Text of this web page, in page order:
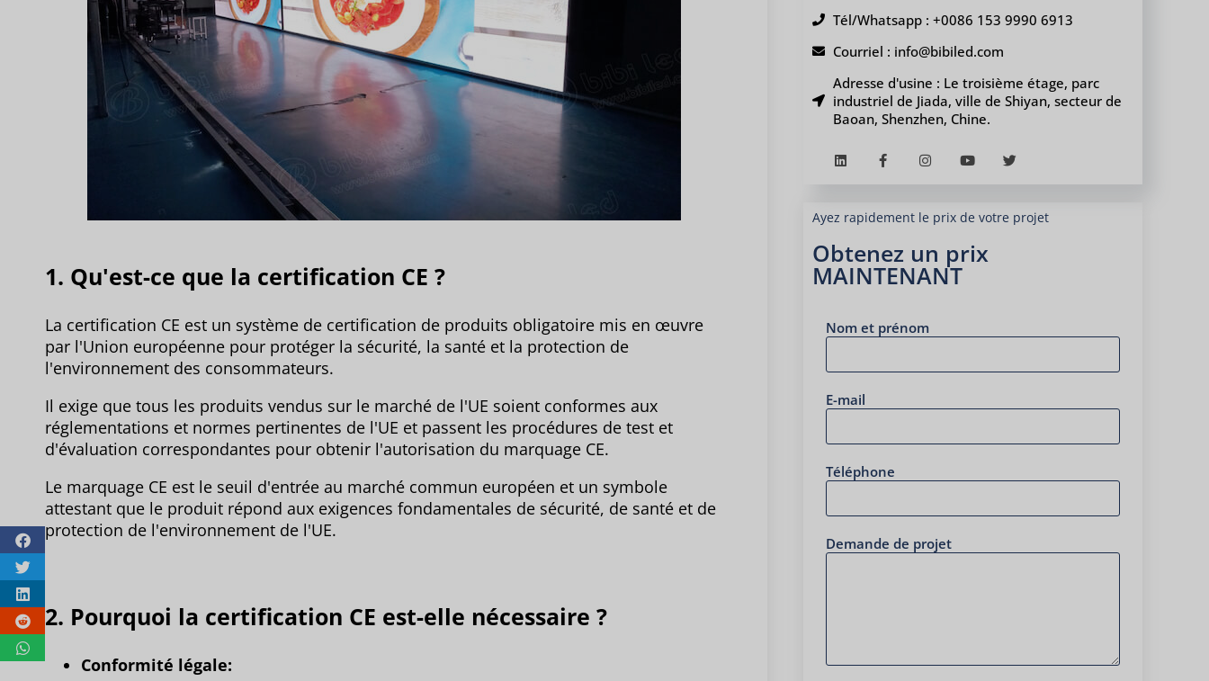
1. Qu'est-ce que la certification CE ?
La certification CE est un système de certification de produits obligatoire mis en œuvre
par l'Union européenne pour protéger la sécurité, la santé et la protection de
l'environnement des consommateurs.
Il exige que tous les produits vendus sur le marché de l'UE soient conformes aux
réglementations et normes pertinentes de l'UE et passent les procédures de test et
d'évaluation correspondantes pour obtenir l'autorisation du marquage CE.
Le marquage CE est le seuil d'entrée au marché commun européen et un symbole
attestant que le produit répond aux exigences fondamentales de sécurité, de santé et de
protection de l'environnement de l'UE.
2. Pourquoi la certification CE est-elle nécessaire ?
Conformité légale:
Tél/Whatsapp : +0086 153 9990 6913
Courriel : info@bibiled.com
Adresse d'usine : Le troisième étage, parc
industriel de Jiada, ville de Shiyan, secteur de
Baoan, Shenzhen, Chine.
Ayez rapidement le prix de votre projet
Obtenez un prix
MAINTENANT
Nom et prénom
E-mail
Téléphone
Demande de projet